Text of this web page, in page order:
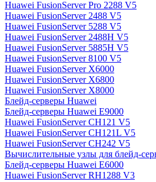
Huawei FusionServer Pro 2288 V5
Huawei FusionServer 2488 V5
Huawei FusionServer 5288 V5
Huawei FusionServer 2488H V5
Huawei FusionServer 5885H V5
Huawei FusionServer 8100 V5
Huawei FusionServer X6000
Huawei FusionServer X6800
Huawei FusionServer X8000
Блейд-серверы Huawei
Блейд-серверы Huawei E9000
Huawei FusionServer CH121 V5
Huawei FusionServer CH121L V5
Huawei FusionServer CH242 V5
Вычислительные узлы для блейд-
Блейд-серверы Huawei E6000
Huawei FusionServer RH1288 V3